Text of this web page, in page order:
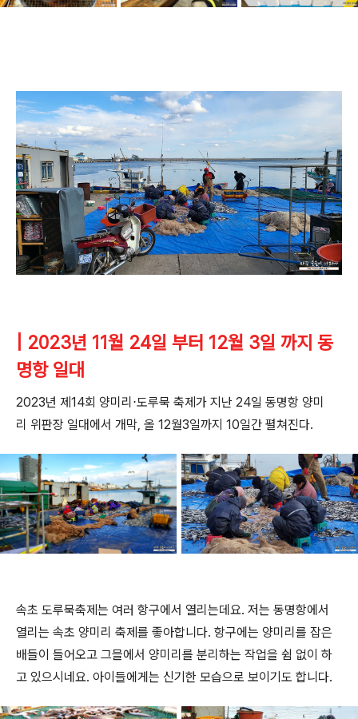
| 2023년 11월 24일 부터 12월 3일 까지 동
명항 일대
2023년 제14회 양미리⋅도루묵 축제가 지난 24일 동명항 양미
리 위판장 일대에서 개막, 올 12월3일까지 10일간 펼쳐진다.
속초 도루묵축제는 여러 항구에서 열리는데요. 저는 동명항에서
열리는 속초 양미리 축제를 좋아합니다. 항구에는 양미리를 잡은
배들이 들어오고 그믈에서 양미리를 분리하는 작업을 쉼 없이 하
고 있으시네요. 아이들에게는 신기한 모습으로 보이기도 합니다.